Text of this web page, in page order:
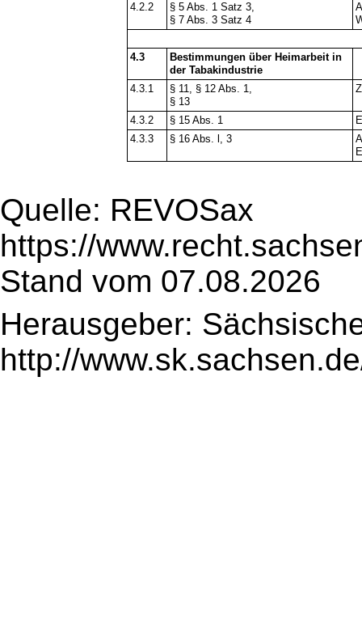
4.2.2
§ 5 Abs. 1 Satz 3,
§ 7 Abs. 3 Satz 4
4.3
Bestimmungen über Heimarbeit in
der Tabakindustrie
4.3.1
§ 11, § 12 Abs. 1,
§ 13
4.3.2 § 15 Abs. 1
4.3.3
§ 16 Abs. l, 3
Quelle: REVOSax
https://
Stand vom 07.08.2026
Herausgeber:
http://